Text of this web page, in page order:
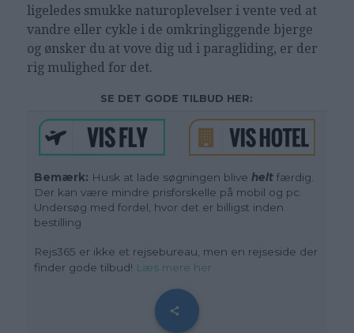
ligeledes smukke naturoplevelser i vente ved at
vandre eller cykle i de omkringliggende bjerge
og ønsker du at vove dig ud i paragliding, er der
rig mulighed for det.
SE DET GODE TILBUD HER:
Bemærk: Husk at lade søgningen blivehelt færdig.
Der kan være mindre prisforskelle på mobil og pc.
Undersøg med fordel, hvor det er billigst inden
bestilling
Rejs365 er ikke et rejsebureau, men en rejseside der
finder gode tilbud! Læs mere her